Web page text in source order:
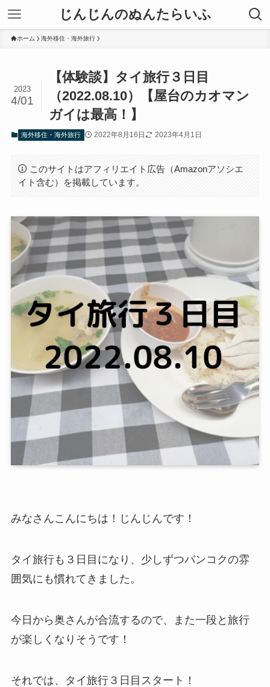
じんじんのぬんたらいふ
ホーム 海外移住・海外旅行
【体験談】タイ旅行３日目
（2022.08.10）【屋台のカオマン
ガイは最高！】
2023
4/01
海外移住・海外旅行 2022年8月16日 2023年4月1日
このサイトはアフィリエイト広告（Amazonアソシエ
イト含む）を掲載しています。
みなさんこんにちは！じんじんです！
タイ旅行も３日目になり、少しずつバンコクの雰
囲気にも慣れてきました。
今日から奥さんが合流するので、また一段と旅行
が楽しくなりそうです！
それでは、タイ旅行３日目スタート！